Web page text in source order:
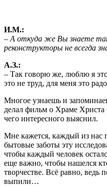
И.М.:
– А откуда же Вы знаете
реконструкторы не всегда
А.З.:
– Так говорю же, люблю я
это не труд, для меня это
Многое узнаешь и
делал фильм о Храме
чего интересного выяснил.
Мне кажется, каждый из нас
бытовые заботы эту
чтобы каждый человек
еще важно, чтобы нашелся
творчестве. Всё равно, ведь
выпили…